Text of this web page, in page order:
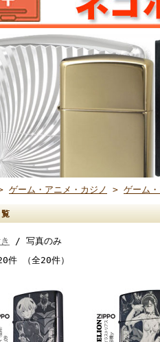
ゲーム・アニメ・カジノ > ゲーム
/ 写真のみ
件 （全20件）